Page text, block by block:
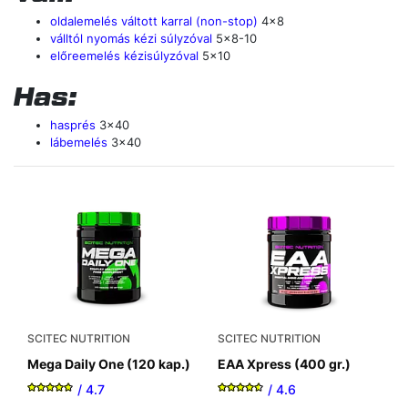
oldalemelés váltott karral (non-stop) 4x8
válltól nyomás kézi súlyzóval 5x8-10
előreemelés kézisúlyzóval 5x10
Has:
hasprés 3x40
lábemelés 3x40
SCITEC NUTRITION
Mega Daily One (120 kap.)
/ 4.7
SCITEC NUTRITION
EAA Xpress (400 gr.)
/ 4.6